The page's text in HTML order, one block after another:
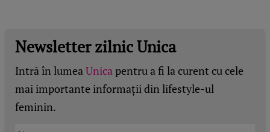
Newsletter zilnic Unica
Intră în lumeaUnicapentru a fi la curent cu cele
mai importante informații din lifestyle-ul
feminin.